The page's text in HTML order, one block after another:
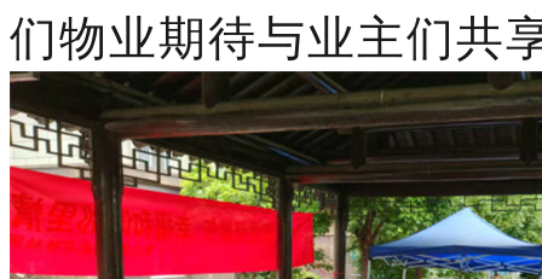
们物业期待与业主们共